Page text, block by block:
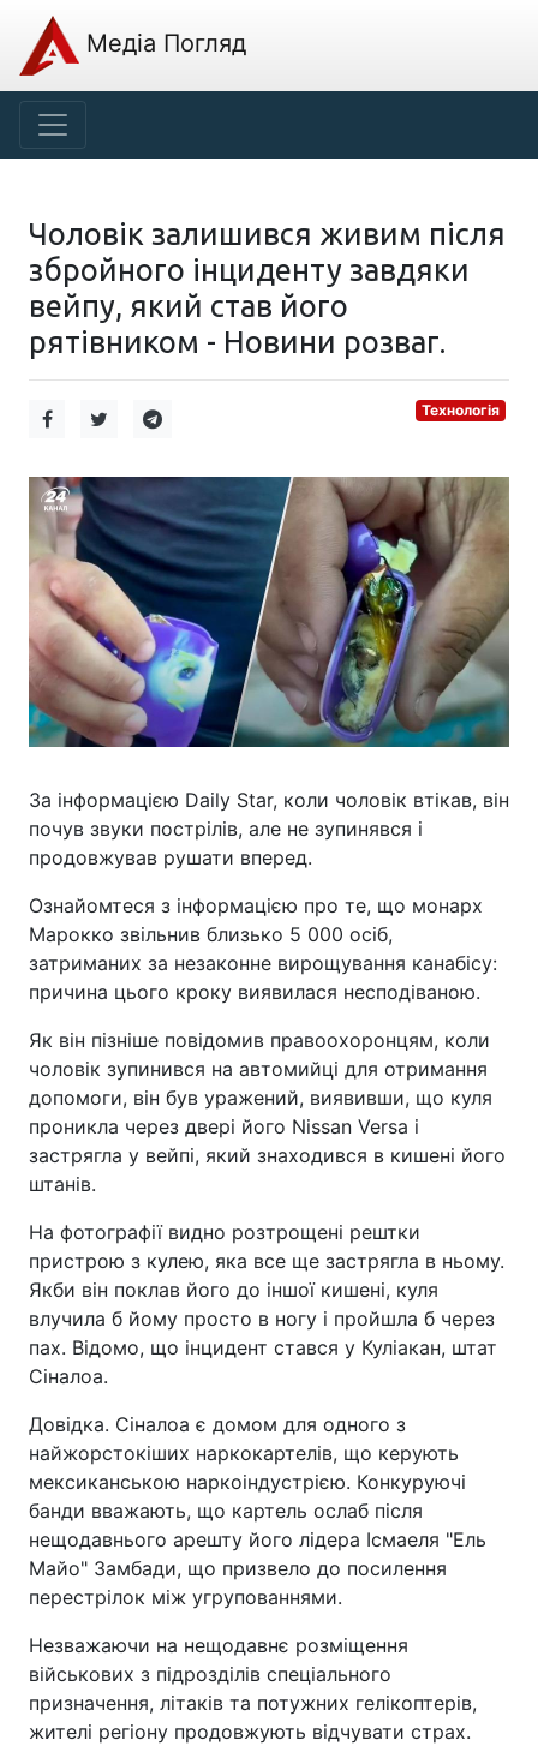
Медіа Погляд
Чоловік залишився живим після
збройного інциденту завдяки
вейпу, який став його
рятівником - Новини розваг.
Технологія
За інформацією Daily Star, коли чоловік втікав, він
почув звуки пострілів, але не зупинявся і
продовжував рушати вперед.
Ознайомтеся з інформацією про те, що монарх
Марокко звільнив близько 5 000 осіб,
затриманих за незаконне вирощування канабісу:
причина цього кроку виявилася несподіваною.
Як він пізніше повідомив правоохоронцям, коли
чоловік зупинився на автомийці для отримання
допомоги, він був уражений, виявивши, що куля
проникла через двері його Nissan Versa і
застрягла у вейпі, який знаходився в кишені його
штанів.
На фотографії видно розтрощені рештки
пристрою з кулею, яка все ще застрягла в ньому.
Якби він поклав його до іншої кишені, куля
влучила б йому просто в ногу і пройшла б через
пах. Відомо, що інцидент стався у Куліакан, штат
Сіналоа.
Довідка. Сіналоа є домом для одного з
найжорстокіших наркокартелів, що керують
мексиканською наркоіндустрією. Конкуруючі
банди вважають, що картель ослаб після
нещодавнього арешту його лідера Ісмаеля "Ель
Майо" Замбади, що призвело до посилення
перестрілок між угрупованнями.
Незважаючи на нещодавнє розміщення
військових з підрозділів спеціального
призначення, літаків та потужних гелікоптерів,
жителі регіону продовжують відчувати страх.